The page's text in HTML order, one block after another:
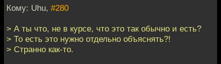
Кому: Uhu, #280
> А ты что, не в курсе, что это так обычно и есть?
> То есть это нужно отдельно объяснять?!
> Странно как-то.